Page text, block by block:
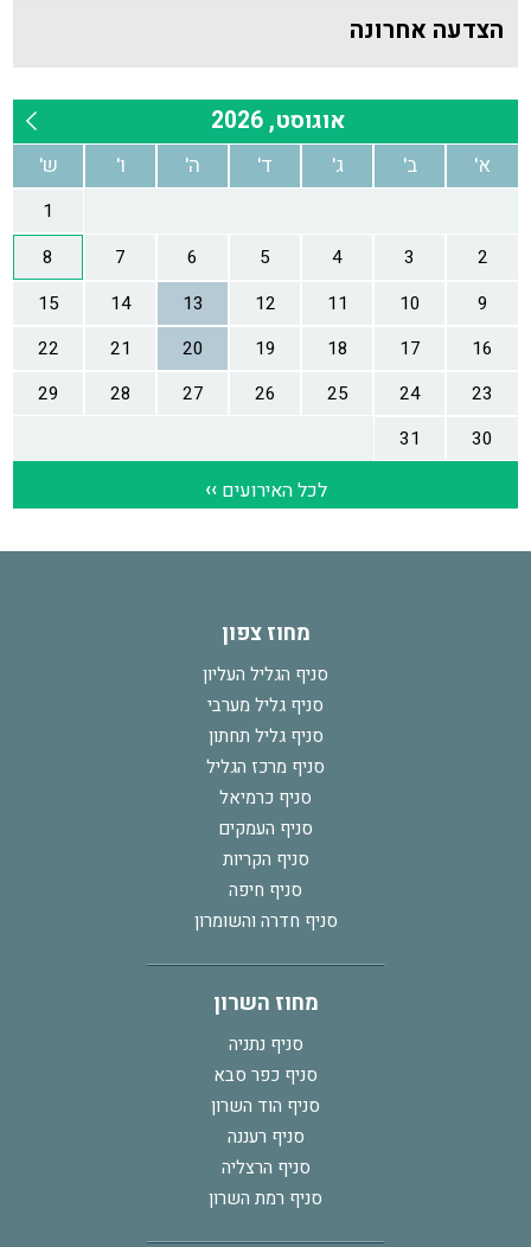
הצדעה אחרונה
מחוז צפון
סניף הגליל העליון
סניף גליל מערבי
סניף גליל תחתון
סניף מרכז הגליל
סניף כרמיאל
סניף העמקים
סניף הקריות
סניף חיפה
סניף חדרה והשומרון
מחוז השרון
סניף נתניה
סניף כפר סבא
סניף הוד השרון
סניף רעננה
סניף הרצליה
סניף רמת השרון